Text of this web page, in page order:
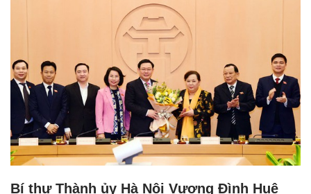
Bí thư Thành ủy Hà Nội Vương Đình Huệ